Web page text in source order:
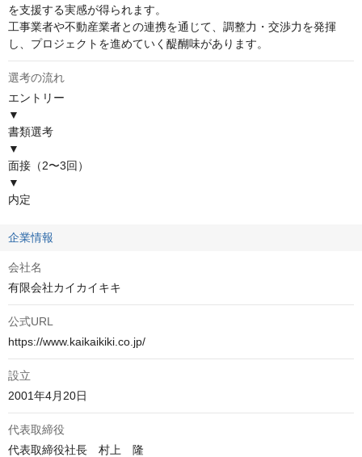
を支援する実感が得られます。
工事業者や不動産業者との連携を通じて、調整力・交渉力を発揮
し、プロジェクトを進めていく醍醐味があります。
選考の流れ
エントリー
▼
書類選考
▼
面接（2〜3回）
▼
内定
企業情報
会社名
有限会社カイカイキキ
公式URL
https://www.kaikaikiki.co.jp/
設立
2001年4月20日
代表取締役
代表取締役社長　村上　隆